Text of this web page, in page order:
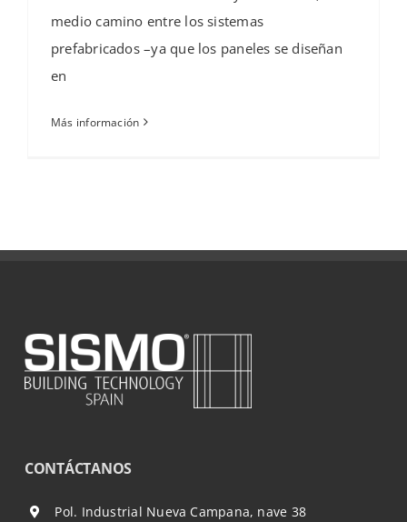
medio camino entre los sistemas
prefabricados –ya que los paneles se diseñan
en
Más información
CONTÁCTANOS
Pol. Industrial Nueva Campana, nave 38